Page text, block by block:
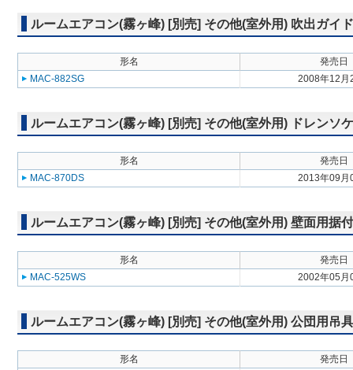
ルームエアコン(霧ヶ峰) [別売] その他(室外用) 吹出ガイド
形名
発売日
MAC-882SG
2008年12月
ルームエアコン(霧ヶ峰) [別売] その他(室外用) ドレンソ
形名
発売日
MAC-870DS
2013年09月
ルームエアコン(霧ヶ峰) [別売] その他(室外用) 壁面用据
形名
発売日
MAC-525WS
2002年05月
ルームエアコン(霧ヶ峰) [別売] その他(室外用) 公団用吊具
形名
発売日